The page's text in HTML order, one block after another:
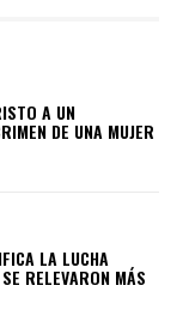
A UN
DE UNA MUJER
LA LUCHA
RELEVARON MÁS